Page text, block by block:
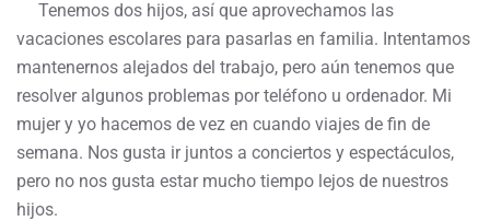
Tenemos dos hijos, así que aprovechamos las
vacaciones escolares para pasarlas en familia. Intentamos
mantenernos alejados del trabajo, pero aún tenemos que
resolver algunos problemas por teléfono u ordenador. Mi
mujer y yo hacemos de vez en cuando viajes de fin de
semana. Nos gusta ir juntos a conciertos y espectáculos,
pero no nos gusta estar mucho tiempo lejos de nuestros
hijos.